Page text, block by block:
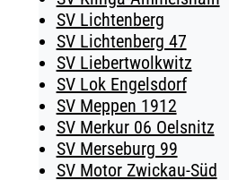
SV Lichtenberg
SV Lichtenberg 47
SV Liebertwolkwitz
SV Lok Engelsdorf
SV Meppen 1912
SV Merkur 06 Oelsnitz
SV Merseburg 99
SV Motor Zwickau-Süd